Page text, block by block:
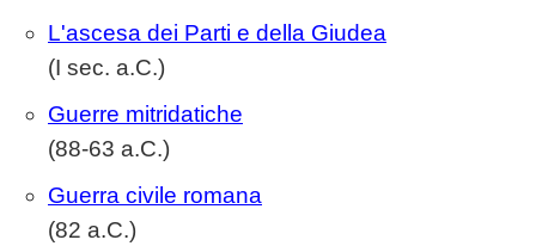
L'ascesa dei Parti e della Giudea
(I sec. a.C.)
Guerre mitridatiche
(88-63 a.C.)
Guerra civile romana
(82 a.C.)